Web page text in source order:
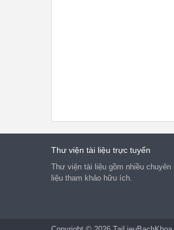
biệt
Thư viện tài liệu trực tuyến
Thư viện tài liệu gồm nhiều
liệu tham khảo hữu ích.